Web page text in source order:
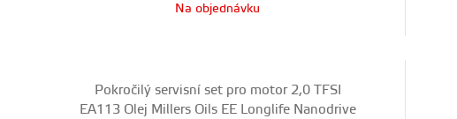
Na objednávku
Pokročilý servisní set pro motor 2,0 TFSI
EA113 Olej Millers Oils EE Longlife Nanodrive